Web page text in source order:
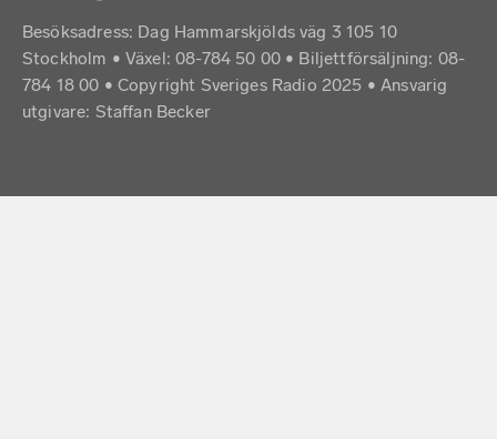
Besöksadress: Dag Hammarskjölds väg 3 105 10
Stockholm • Växel: 08-784 50 00 • Biljettförsäljning: 08-
784 18 00 • Copyright Sveriges Radio 2025 •Ansvarig
utgivare: Staffan Becker